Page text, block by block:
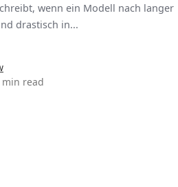
wenn ein Modell nach langer
drastisch in...
min read